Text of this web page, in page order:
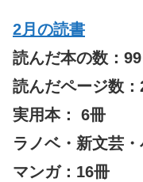
2月の読書
読んだ本の数：99
読んだページ数
実用本： 6冊
ラノベ・新文芸
マンガ：16冊